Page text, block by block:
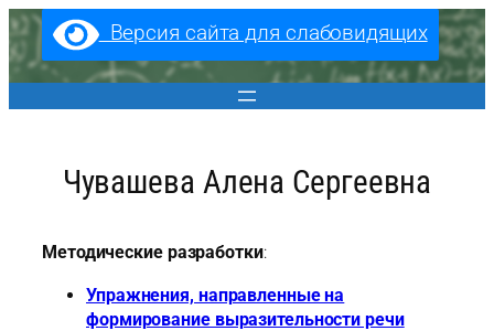
Перейти
к
содержимому
Версия сайта для слабовидящих
Чувашева Алена Сергеевна
Методические разработки:
Упражнения, направленные на
формирование выразительности речи